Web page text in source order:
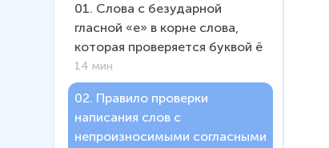
01. Слова с безударной
гласной «е» в корне слова,
которая проверяется буквой ё
14 мин
02. Правило проверки
написания слов с
непроизносимыми согласными